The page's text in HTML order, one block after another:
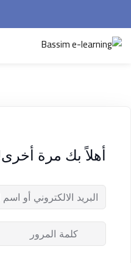
أهلاً بك مرة
تسجيل الدخول
تذكر لي